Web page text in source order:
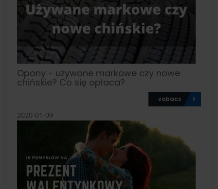
Opony - używane markowe czy nowe
chińskie? Co się opłaca?
zobacz
2020-01-09